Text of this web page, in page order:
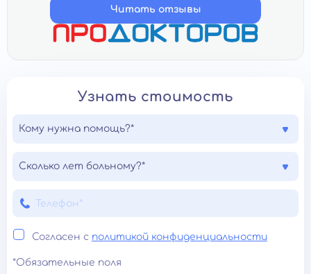
Читать отзывы
Узнать стоимость
Кому нужна помощь?*
Сколько лет больному?*
Согласен с политикой конфиденциальности
*Обязательные поля